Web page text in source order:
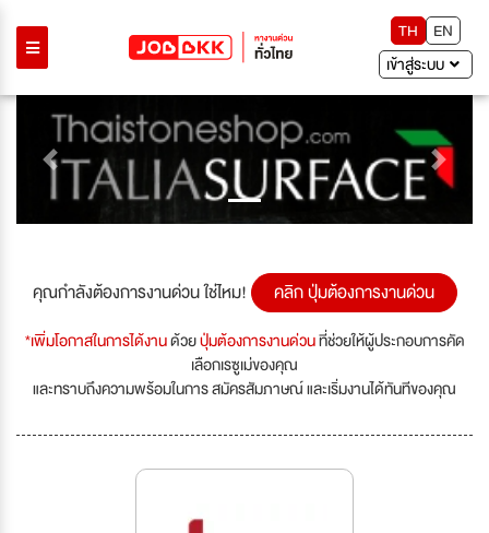
TH
EN
เข้าสู่ระบบ
Previous Next
คุณกำลังต้องการงานด่วน ใช่ไหม! คลิก ปุ่มต้องการงานด่วน
*เพิ่มโอกาสในการได้งานด้วยปุ่มต้องการงานด่วนที่ช่วยให้ผู้ประกอบการคัด
เลือกเรซูเม่ของคุณ
และทราบถึงความพร้อมในการ สมัครสัมภาษณ์ และเริ่มงานได้ทันทีของคุณ